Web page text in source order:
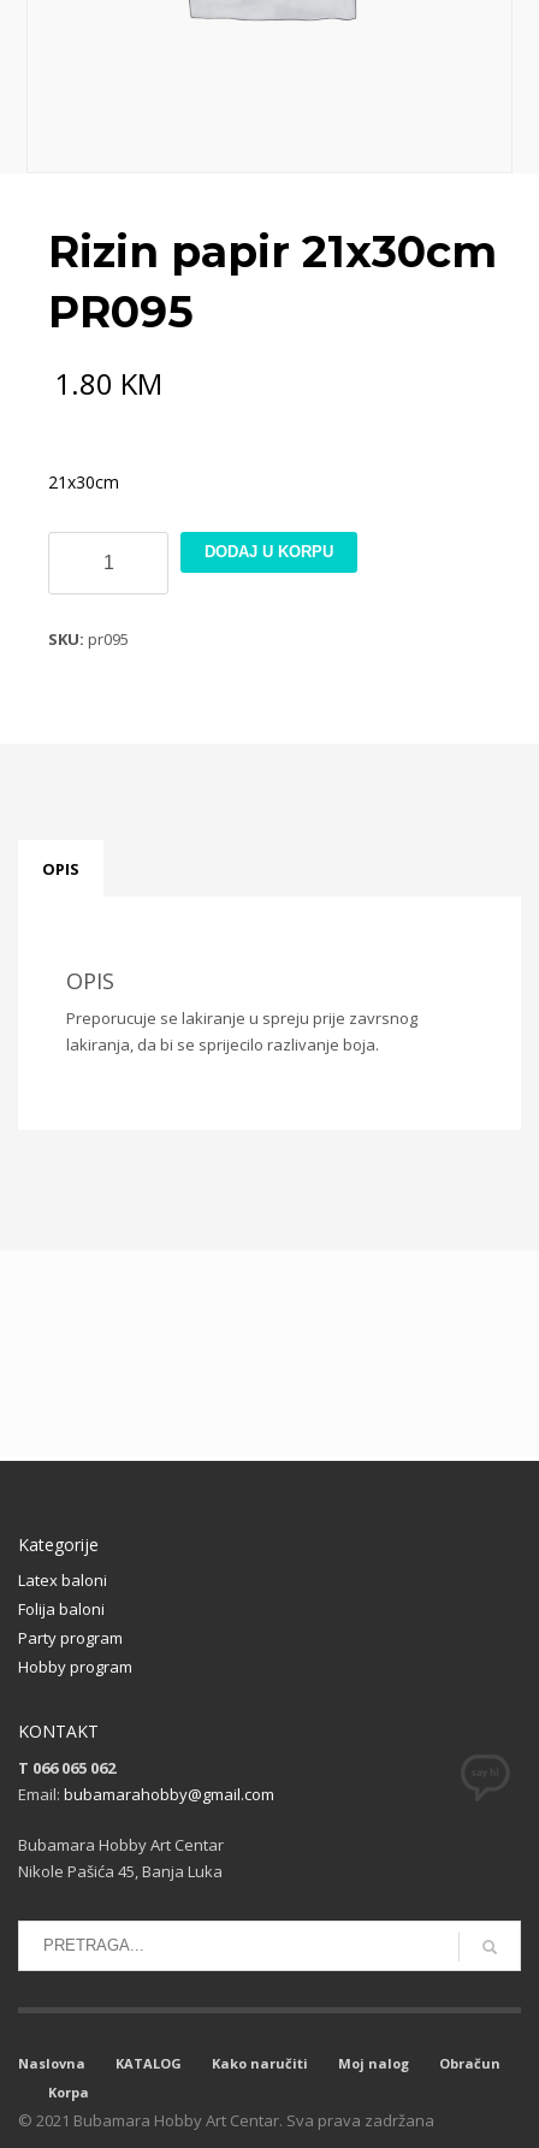
Rizin papir 21x30cm
PR095
1.80 KM
21x30cm
21x30cm
količina
DODAJ U KORPU
SKU: pr095
OPIS
OPIS
Preporucuje se lakiranje u spreju prije zavrsnog
lakiranja, da bi se sprijecilo razlivanje boja.
Kategorije
Latex baloni
Folija baloni
Party program
Hobby program
KONTAKT
T 066 065 062
Email: bubamarahobby@gmail.com
Bubamara Hobby Art Centar
Nikole Pašića 45, Banja Luka
Naslovna KATALOG Kako naručiti Moj nalog
Obračun
Korpa
© 2021 Bubamara Hobby Art Centar. Sva prava zadržana